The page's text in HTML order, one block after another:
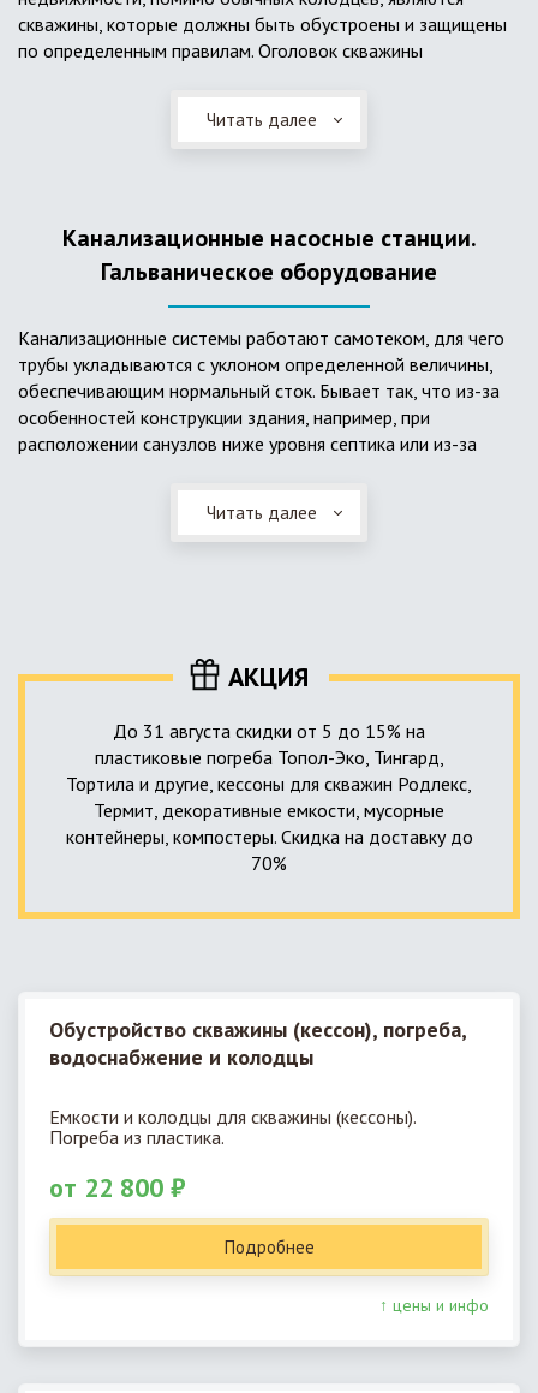
скважины, которые должны быть обустроены и защищены
по определенным правилам. Оголовок скважины
и автоматикой. Все это оборудование способно
подвергаться загрязнению атмосферными и
его работу в нормальном режиме. Лучшим способом
защиты оборудования является устройство герметичной
камеры или кессона, который не только защищает оголовок
скважины от негативных воздействий, но и обеспечивает
удобные условия для обслуживания в любой период года.
Кессон может быть выполнен из обычных железобетонных
колец, но только при отсутствии высокого уровня
подземных вод, так как в этом случае затруднительно
обеспечить требуемую герметичность. Если имеется
достаточную герметичность, недорогие, легко
Читать далее
Канализационные насосные станции.
Гальваническое оборудование
Канализационные системы работают самотеком, для чего
трубы укладываются с уклоном определенной величины,
обеспечивающим нормальный сток. Бывает так, что из-за
особенностей конструкции здания, например, при
расположении санузлов ниже уровня септика или из-за
Единственное решение в таком случае – это
использование КНС – канализационной насосной станции.
до выгребной ямы, септика или станции ГБО.
Читать далее
АКЦИЯ
До 31 августа скидки от 5 до 15% на
пластиковые погреба Топол-Эко, Тингард,
Тортила и другие, кессоны для скважин Родлекс,
Термит, декоративные емкости, мусорные
контейнеры, компостеры. Скидка на доставку до
70%
Обустройство скважины (кессон), погреба,
водоснабжение и колодцы
Емкости и колодцы для скважины (кессоны).
Погреба из пластика.
от 22 800 ₽
Подробнее
↑ цены и инфо